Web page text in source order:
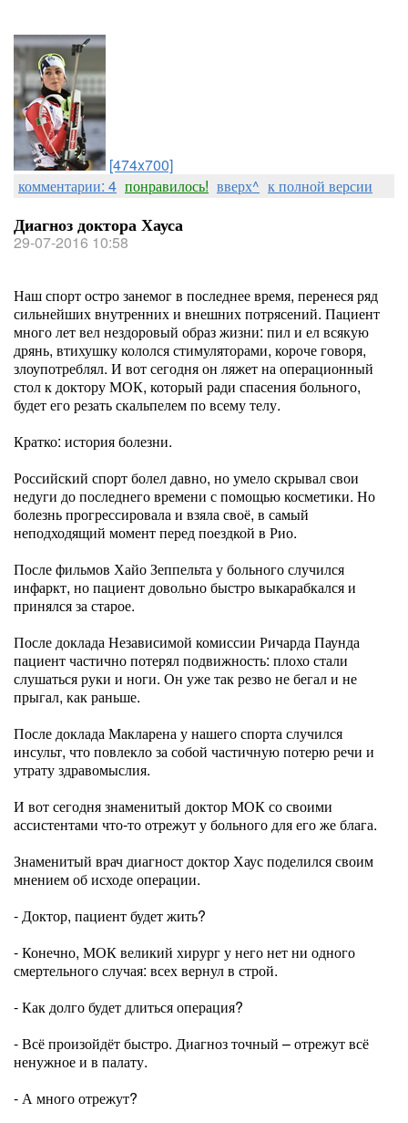
[474x700]
комментарии: 4 понравилось! вверх^ к полной версии
Диагноз доктора Хауса
29-07-2016 10:58
Наш спорт остро занемог в последнее время, перенеся ряд
сильнейших внутренних и внешних потрясений. Пациент
много лет вел нездоровый образ жизни: пил и ел всякую
дрянь, втихушку кололся стимуляторами, короче говоря,
злоупотреблял. И вот сегодня он ляжет на операционный
стол к доктору МОК, который ради спасения больного,
будет его резать скальпелем по всему телу.
Кратко: история болезни.
Российский спорт болел давно, но умело скрывал свои
недуги до последнего времени с помощью косметики. Но
болезнь прогрессировала и взяла своё, в самый
неподходящий момент перед поездкой в Рио.
После фильмов Хайо Зеппельта у больного случился
инфаркт, но пациент довольно быстро выкарабкался и
принялся за старое.
После доклада Независимой комиссии Ричарда Паунда
пациент частично потерял подвижность: плохо стали
слушаться руки и ноги. Он уже так резво не бегал и не
прыгал, как раньше.
После доклада Макларена у нашего спорта случился
инсульт, что повлекло за собой частичную потерю речи и
утрату здравомыслия.
И вот сегодня знаменитый доктор МОК со своими
ассистентами что-то отрежут у больного для его же блага.
Знаменитый врач диагност доктор Хаус поделился своим
мнением об исходе операции.
- Доктор, пациент будет жить?
- Конечно, МОК великий хирург у него нет ни одного
смертельного случая: всех вернул в строй.
- Как долго будет длиться операция?
- Всё произойдёт быстро. Диагноз точный – отрежут всё
ненужное и в палату.
- А много отрежут?